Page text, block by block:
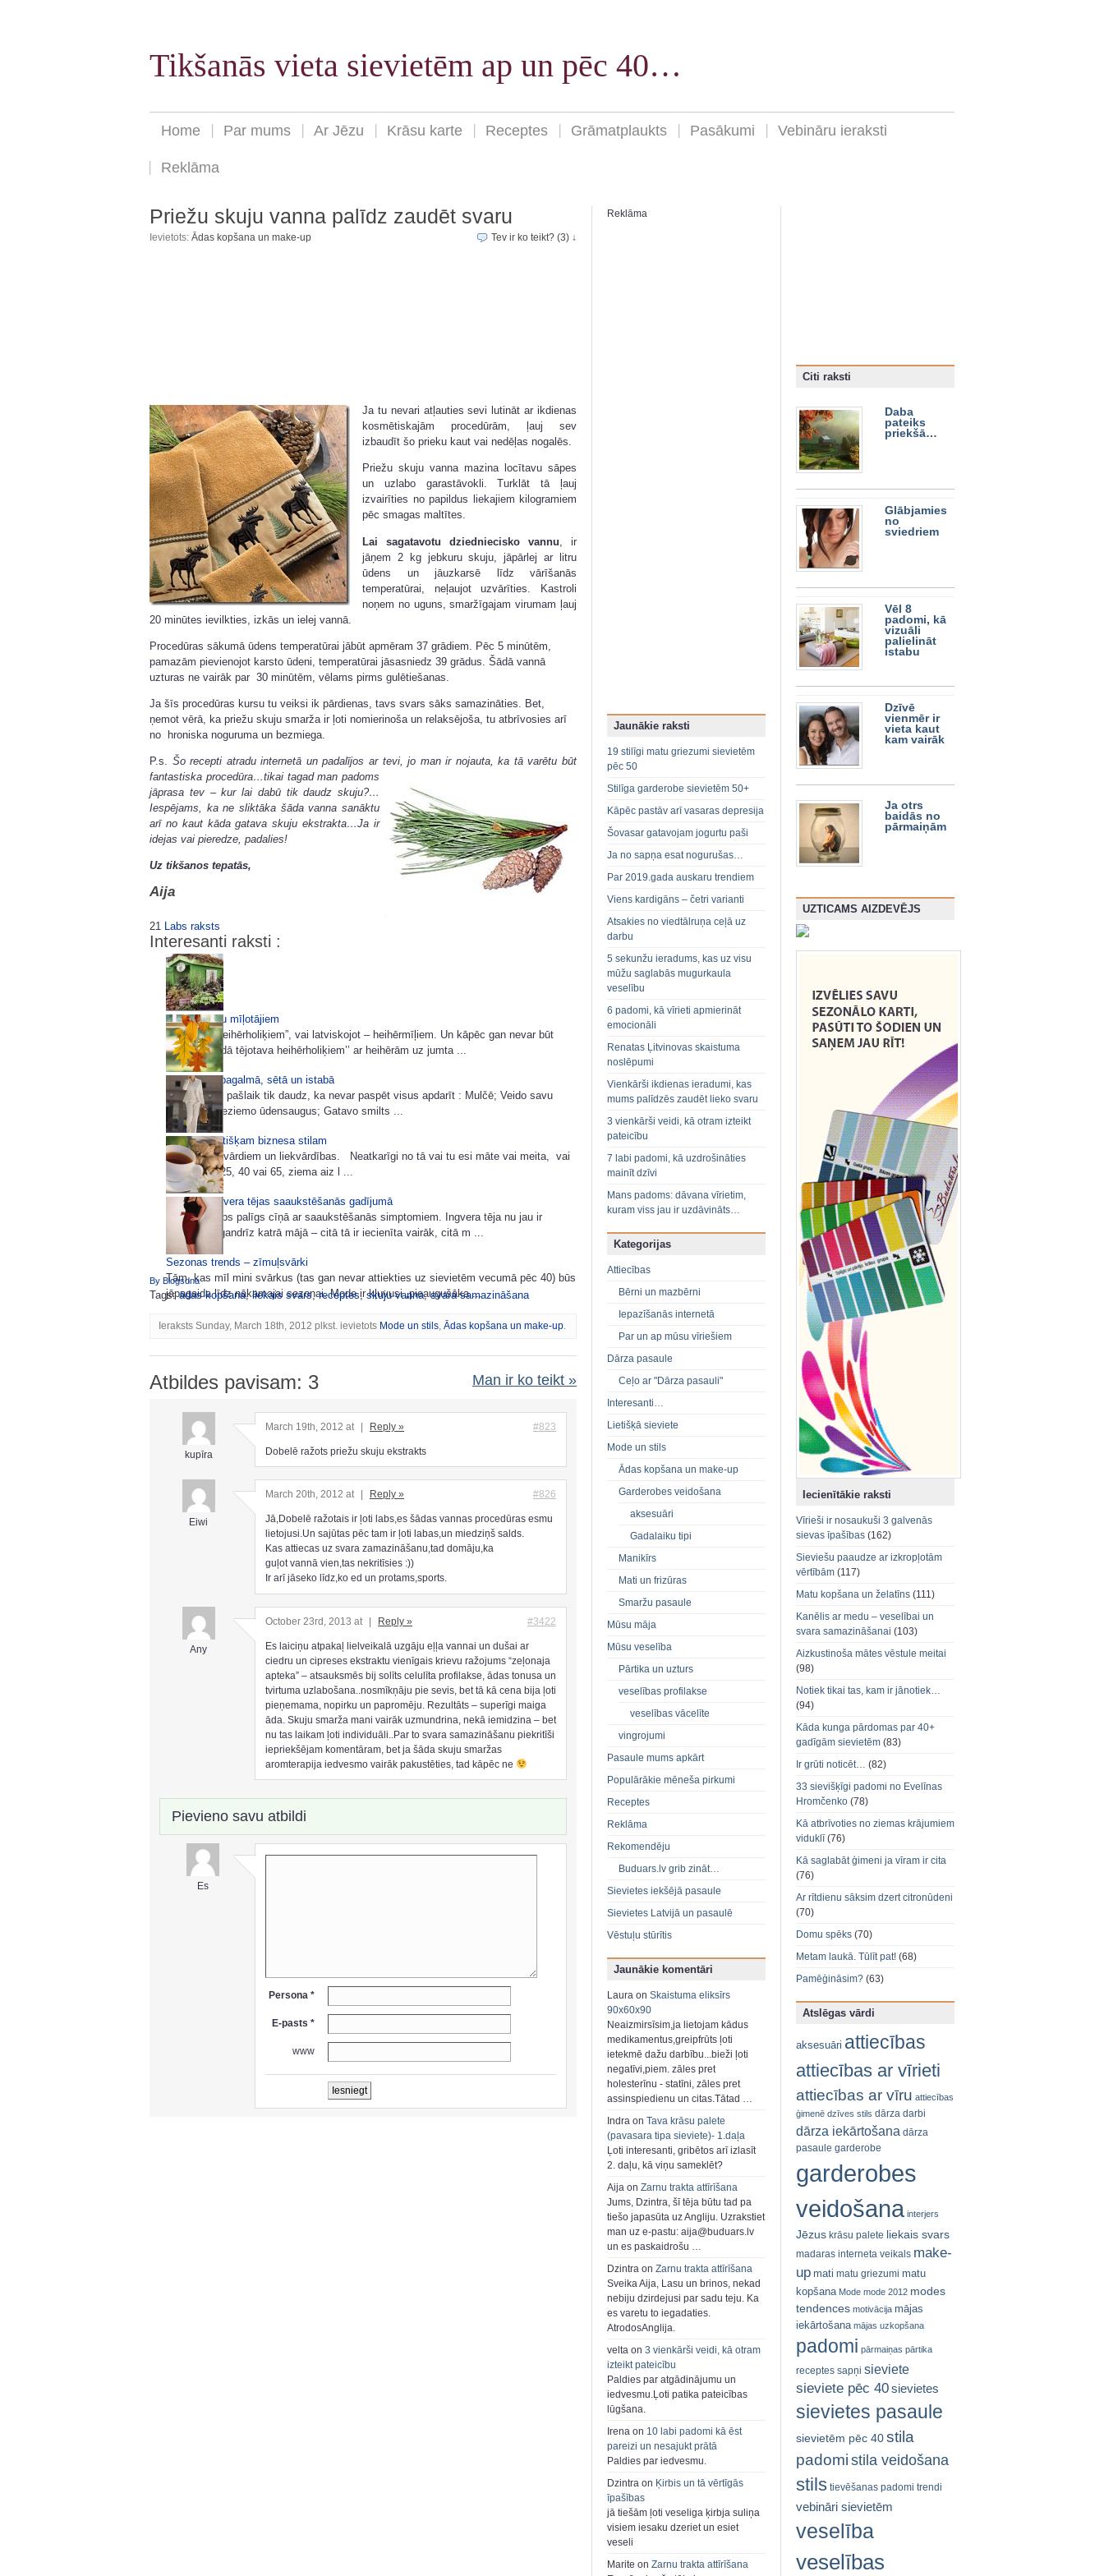
Tikšanās vieta sievietēm ap un pēc 40…
Home Par mums Ar Jēzu Krāsu karte Receptes Grāmatplaukts Pasākumi Vebināru ieraksti
Reklāma
Priežu skuju vanna palīdz zaudēt svaru
Ievietots: Ādas kopšana un make-up Tev ir ko teikt? (3) ↓
Ja tu nevari atļauties sevi lutināt ar ikdienas
kosmētiskajām procedūrām, ļauj sev
izbaudīt šo prieku kaut vai nedēļas nogalēs.
Priežu skuju vanna mazina locītavu sāpes
un uzlabo garastāvokli. Turklāt tā ļauj
izvairīties no papildus liekajiem kilogramiem
pēc smagas maltītes.
Lai sagatavotu dziedniecisko vannu , ir
jāņem 2 kg jebkuru skuju, jāpārlej ar litru
ūdens un jāuzkarsē līdz vārīšanās
temperatūrai, neļaujot uzvārīties. Kastroli
noņem no uguns, smaržīgajam virumam ļauj
20 minūtes ievilkties, izkās un ielej vannā.
Procedūras sākumā ūdens temperatūrai jābūt apmēram 37 grādiem. Pēc 5 minūtēm,
pamazām pievienojot karsto ūdeni, temperatūrai jāsasniedz 39 grādus. Šādā vannā
uzturas ne vairāk par 30 minūtēm, vēlams pirms gulētiešanas.
Ja šīs procedūras kursu tu veiksi ik pārdienas, tavs svars sāks samazināties. Bet,
ņemot vērā, ka priežu skuju smarža ir ļoti nomierinoša un relaksējoša, tu atbrīvosies arī
no hroniska noguruma un bezmiega.
P.s. Šo recepti atradu internetā un padalījos ar tevi, jo man ir nojauta, ka tā varētu būt
fantastiska procedūra…tikai tagad man padoms
jāprasa tev – kur lai dabū tik daudz skuju?…
Iespējams, ka ne sliktāka šāda vanna sanāktu
arī no kaut kāda gatava skuju ekstrakta…Ja ir
idejas vai pieredze, padalies!
Uz tikšanos tepatās,
Aija
21 Labs raksts
Interesanti raksti :
Ideja heihēru mīļotājiem
Veltījums “heihērholiķiem”, vai latviskojot – heihērmīļiem. Un kāpēc gan nevar būt
‘’Mīlīgā, saldā tējotava heihērholiķiem’’ ar heihērām uz jumta ...
Miķeļdiena pagalmā, sētā un istabā
Dārzā darbu pašlaik tik daudz, ka nevar paspēt visus apdarīt : Mulčē; Veido savu
viršu dobi; Ieziemo ūdensaugus; Gatavo smilts ...
85 idejas lietišķam biznesa stilam
Šoreiz bez vārdiem un liekvārdības. Neatkarīgi no tā vai tu esi māte vai meita, vai
tev šobrīd 25, 40 vai 65, ziema aiz l ...
Vērtīgas ingvera tējas saaukstēšanās gadījumā
Ingvers ir labs palīgs cīņā ar saaukstēšanās simptomiem. Ingvera tēja nu jau ir
pazīstama gandrīz katrā mājā – citā tā ir iecienīta vairāk, citā m ...
Sezonas trends – zīmuļsvārki
Tām, kas mīl mini svārkus (tas gan nevar attiekties uz sievietēm vecumā pēc 40) būs
jāpagaida līdz nākamajai sezonai. Mode ir kļuvusi „pieaugušāka ...
By Blogsdna
Tags:ādas kopšana,liekais svars,receptes,skuju vanna,svara samazināšana
Ieraksts Sunday, March 18th, 2012 plkst. ievietots Mode un stils, Ādas kopšana un make-up.
Atbildes pavisam: 3 Man ir ko teikt »
kupīra
March 19th, 2012 at | Reply » #823
Dobelē ražots priežu skuju ekstrakts
Eiwi
March 20th, 2012 at Reply » #826
Jā,Dobelē ražotais ir ļoti labs,es šādas vannas procedūras esmu
lietojusi.Un sajūtas pēc tam ir ļoti labas,un miedziņš salds.
Kas attiecas uz svara zamazināšanu,tad domāju,ka
guļot vannā vien,tas nekritīsies :))
Ir arī jāseko līdz,ko ed un protams,sports.
Any
October 23rd, 2013 at | Reply » #3422
Es laiciņu atpakaļ lielveikalā uzgāju eļļa vannai un dušai ar
ciedru un cipreses ekstraktu vienīgais krievu ražojums “zeļonaja
apteka” – atsauksmēs bij solīts celulīta profilakse, ādas tonusa un
tvirtuma uzlabošana..nosmīkņāju pie sevis, bet tā kā cena bija ļoti
pieņemama, nopirku un papromēju. Rezultāts – superīgi maiga
āda. Skuju smarža mani vairāk uzmundrina, nekā iemidzina – bet
nu tas laikam ļoti individuāli..Par to svara samazināšanu piekritīši
iepriekšējam komentāram, bet ja šāda skuju smaržas
aromterapija iedvesmo vairāk pakustēties, tad kāpēc ne
Pievieno savu atbildi
Es
Persona *
E-pasts *
www
Reklāma
Jaunākie raksti
19 stilīgi matu griezumi sievietēm
pēc 50
Stilīga garderobe sievietēm 50+
Kāpēc pastāv arī vasaras depresija
Šovasar gatavojam jogurtu paši
Ja no sapņa esat nogurušas…
Par 2019.gada auskaru trendiem
Viens kardigāns – četri varianti
Atsakies no viedtālruņa ceļā uz
darbu
5 sekunžu ieradums, kas uz visu
mūžu saglabās mugurkaula
veselību
6 padomi, kā vīrieti apmierināt
emocionāli
Renatas Ļitvinovas skaistuma
noslēpumi
Vienkārši ikdienas ieradumi, kas
mums palīdzēs zaudēt lieko svaru
3 vienkārši veidi, kā otram izteikt
pateicību
7 labi padomi, kā uzdrošināties
mainīt dzīvi
Mans padoms: dāvana vīrietim,
kuram viss jau ir uzdāvināts…
Kategorijas
Attiecības
Bērni un mazbērni
Iepazīšanās internetā
Par un ap mūsu vīriešiem
Dārza pasaule
Ceļo ar "Dārza pasauli"
Interesanti…
Lietišķā sieviete
Mode un stils
Ādas kopšana un make-up
Garderobes veidošana
aksesuāri
Gadalaiku tipi
Manikīrs
Mati un frizūras
Smaržu pasaule
Mūsu māja
Mūsu veselība
Pārtika un uzturs
veselības profilakse
veselības vācelīte
vingrojumi
Pasaule mums apkārt
Populārākie mēneša pirkumi
Receptes
Reklāma
Rekomendēju
Buduars.lv grib zināt…
Sievietes iekšējā pasaule
Sievietes Latvijā un pasaulē
Vēstuļu stūrītis
Jaunākie komentāri
Laura on Skaistuma eliksīrs
90x60x90
Neaizmirsīsim,ja lietojam kādus
medikamentus,greipfrūts ļoti
ietekmē dažu darbību...bieži ļoti
negatīvi,piem. zāles pret
holesterīnu - statīni, zāles pret
assinspiedienu un citas.Tātad …
Indra on Tava krāsu palete
(pavasara tipa sieviete)- 1.daļa
Ļoti interesanti, gribētos arī izlasīt
2. daļu, kā viņu sameklēt?
Aija on Zarnu trakta attīrīšana
Jums, Dzintra, šī tēja būtu tad pa
tiešo japasūta uz Angliju. Uzrakstiet
man uz e-pastu: aija@buduars.lv
un es paskaidrošu …
Dzintra on Zarnu trakta attīrīšana
Sveika Aija, Lasu un brinos, nekad
nebiju dzirdejusi par sadu teju. Ka
es varetu to iegadaties.
AtrodosAnglija.
velta on 3 vienkārši veidi, kā otram
izteikt pateicību
Paldies par atgādinājumu un
iedvesmu.Ļoti patika pateicības
lūgšana.
Irena on 10 labi padomi kā ēst
pareizi un nesajukt prātā
Paldies par iedvesmu.
Dzintra on Ķirbis un tā vērtīgās
īpašības
jā tiešām ļoti veseliga ķirbja suliņa
visiem iesaku dzeriet un esiet
veseli
Marite on Zarnu trakta attīrīšana
Citi raksti
Daba
pateiks
priekšā…
Glābjamies
no
sviedriem
Vēl 8
padomi, kā
vizuāli
palielināt
istabu
Dzīvē
vienmēr ir
vieta kaut
kam vairāk
Ja otrs
baidās no
pārmaiņām
UZTICAMS AIZDEVĒJS
Iecienītākie raksti
Vīrieši ir nosaukuši 3 galvenās
sievas īpašības (162)
Sieviešu paaudze ar izkropļotām
vērtībām (117)
Matu kopšana un želatīns (111)
Kanēlis ar medu – veselībai un
svara samazināšanai (103)
Aizkustinoša mātes vēstule meitai
(98)
Notiek tikai tas, kam ir jānotiek…
(94)
Kāda kunga pārdomas par 40+
gadīgām sievietēm (83)
Ir grūti noticēt… (82)
33 sievišķīgi padomi no Evelīnas
Hromčenko (78)
Kā atbrīvoties no ziemas krājumiem
viduklī(76)
Kā saglabāt ģimeni ja vīram ir cita
(76)
Ar rītdienu sāksim dzert citronūdeni
(70)
Domu spēks (70)
Metam laukā. Tūlīt pat! (68)
Pamēģināsim? (63)
Atslēgas vārdi
aksesuāri attiecības
attiecības ar vīrieti
attiecības ar vīru attiecības
ģimenē dzīves stils dārza darbi
dārza iekārtošana dārza
pasaule garderobe
garderobes
veidošana interjers
Jēzus krāsu palete liekais svars
madaras interneta veikals make-
up mati matu griezumi matu
kopšana Mode mode 2012 modes
tendences motivācija mājas
iekārtošana mājas uzkopšana
padomi pārmaiņas pārtika
receptes sapņi sieviete
sieviete pēc 40sievietes
sievietes pasaule
sievietēm pēc 40stila
padomistila veidošana
stils tievēšanas padomi trendi
vebināri sievietēm
veselība
veselības